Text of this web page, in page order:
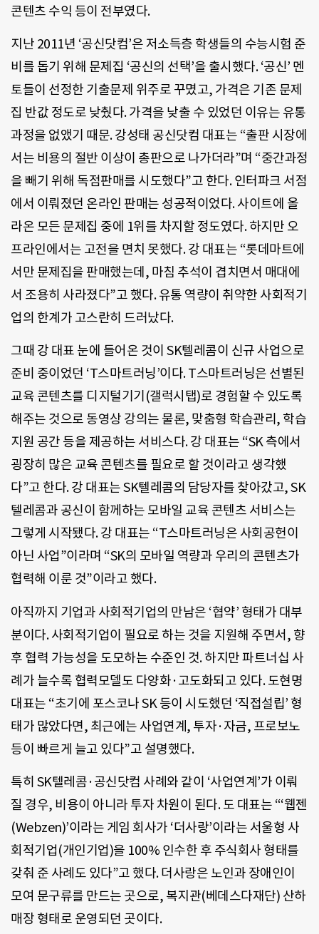
콘텐츠 수익 등이 전부였다.
지난 2011년 ‘공신닷컴’은 저소득층 학생들의 수능시험 준
비를 돕기 위해 문제집 ‘공신의 선택’을 출시했다. ‘공신’ 멘
토들이 선정한 기출문제 위주로 꾸몄고, 가격은 기존 문제
집 반값 정도로 낮췄다. 가격을 낮출 수 있었던 이유는 유통
과정을 없앴기 때문. 강성태 공신닷컴 대표는 “출판 시장에
서는 비용의 절반 이상이 총판으로 나가더라”며 “중간과정
을 빼기 위해 독점판매를 시도했다”고 한다. 인터파크 서점
에서 이뤄졌던 온라인 판매는 성공적이었다. 사이트에 올
라온 모든 문제집 중에 1위를 차지할 정도였다. 하지만 오
프라인에서는 고전을 면치 못했다. 강 대표는 “롯데마트에
서만 문제집을 판매했는데, 마침 추석이 겹치면서 매대에
서 조용히 사라졌다”고 했다. 유통 역량이 취약한 사회적기
업의 한계가 고스란히 드러났다.
그때 강 대표 눈에 들어온 것이 SK텔레콤이 신규 사업으로
준비 중이었던 ‘T스마트러닝’이다. T스마트러닝은 선별된
교육 콘텐츠를 디지털기기(갤럭시탭)로 경험할 수 있도록
해주는 것으로 동영상 강의는 물론, 맞춤형 학습관리, 학습
지원 공간 등을 제공하는 서비스다. 강 대표는 “SK 측에서
굉장히 많은 교육 콘텐츠를 필요로 할 것이라고 생각했
다”고 한다. 강 대표는 SK텔레콤의 담당자를 찾아갔고, SK
텔레콤과 공신이 함께하는 모바일 교육 콘텐츠 서비스는
그렇게 시작됐다. 강 대표는 “T스마트러닝은 사회공헌이
아닌 사업”이라며 “SK의 모바일 역량과 우리의 콘텐츠가
협력해 이룬 것”이라고 했다.
아직까지 기업과 사회적기업의 만남은 ‘협약’ 형태가 대부
분이다. 사회적기업이 필요로 하는 것을 지원해 주면서, 향
후 협력 가능성을 도모하는 수준인 것. 하지만 파트너십 사
례가 늘수록 협력모델도 다양화·고도화되고 있다. 도현명
대표는 “초기에 포스코나 SK 등이 시도했던 ‘직접설립’ 형
태가 많았다면, 최근에는 사업연계, 투자·자금, 프로보노
등이 빠르게 늘고 있다”고 설명했다.
특히 SK텔레콤·공신닷컴 사례와 같이 ‘사업연계’가 이뤄
질 경우, 비용이 아니라 투자 차원이 된다. 도 대표는 “‘웹젠
(Webzen)’이라는 게임 회사가 ‘더사랑’이라는 서울형 사
회적기업(개인기업)을 100% 인수한 후 주식회사 형태를
갖춰 준 사례도 있다”고 했다. 더사랑은 노인과 장애인이
모여 문구류를 만드는 곳으로, 복지관(베데스다재단) 산하
매장 형태로 운영되던 곳이다.